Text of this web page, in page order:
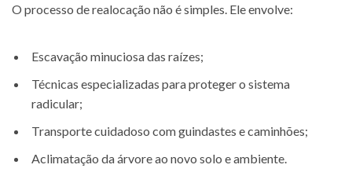
O processo de realocação não é simples. Ele envolve:
Escavação minuciosa das raízes;
Técnicas especializadas para proteger o sistema
radicular;
Transporte cuidadoso com guindastes e caminhões;
Aclimatação da árvore ao novo solo e ambiente.